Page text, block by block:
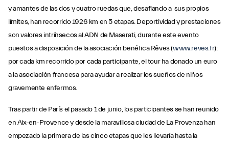
y amantes de las dos y cuatro ruedas que, desafiando a sus propios
límites, han recorrido 1926 km en 5 etapas. Deportividad y prestaciones
son valores intrínsecos al ADN de Maserati, durante este evento
puestos a disposición de la asociación benéfica Rêves (www.reves.fr):
por cada km recorrido por cada participante, el tour ha donado un euro
a la asociación francesa para ayudar a realizar los sueños de niños
gravemente enfermos.
Tras partir de París el pasado 1 de junio, los participantes se han reunido
en Aix-en-Provence y desde la maravillosa ciudad de La Provenza han
empezado la primera de las cinco etapas que les llevaría hasta la